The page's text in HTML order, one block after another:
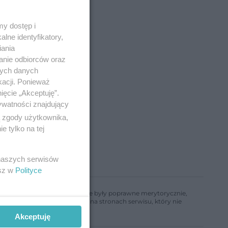
informacje w nim zawarte były poprawne merytorycznie,
informacji zamieszczonych na stronach serwisu, który nie
dostęp i
identyfikatory,
odbiorców oraz
danych
Ponieważ
„Akceptuję”.
znajdujący
użytkownika,
tylko na tej
serwisów
w Polityce
Akceptuję